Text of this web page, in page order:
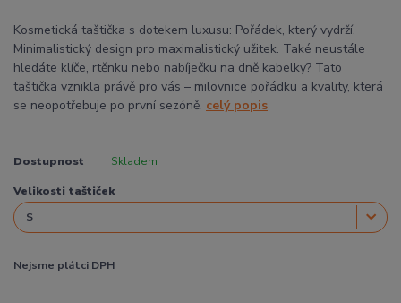
Kosmetická taštička s dotekem luxusu: Pořádek, který vydrží.
Minimalistický design pro maximalistický užitek. Také neustále
hledáte klíče, rtěnku nebo nabíječku na dně kabelky? Tato
taštička vznikla právě pro vás – milovnice pořádku a kvality, která
se neopotřebuje po první sezóně. celý popis
Dostupnost Skladem
Velikosti taštiček
Nejsme plátci DPH